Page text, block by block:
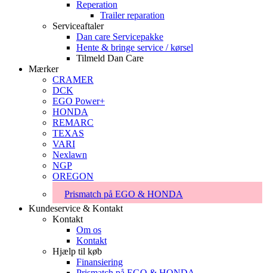
Reperation
Trailer reparation
Serviceaftaler
Dan care Servicepakke
Hente & bringe service / kørsel
Tilmeld Dan Care
Mærker
CRAMER
DCK
EGO Power+
HONDA
REMARC
TEXAS
VARI
Nexlawn
NGP
OREGON
Prismatch på EGO & HONDA
Kundeservice & Kontakt
Kontakt
Om os
Kontakt
Hjælp til køb
Finansiering